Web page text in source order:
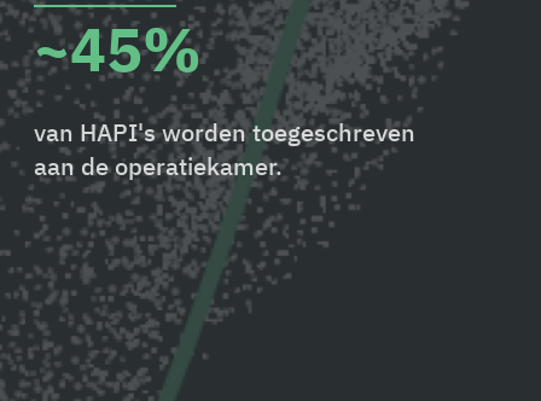
~45%
van HAPI's worden toegeschreven
aan de operatiekamer.